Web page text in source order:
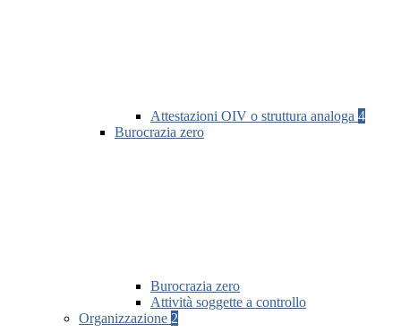
Attestazioni OIV o struttura analoga 4
Burocrazia zero
Burocrazia zero
Attività soggette a controllo
Organizzazione 2